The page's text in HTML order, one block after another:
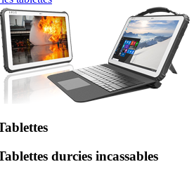
durcies incassables